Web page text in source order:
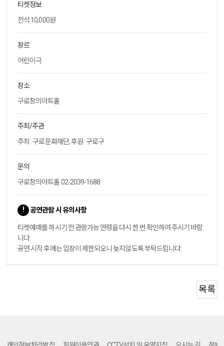
티켓정보
전석 10,000원
장르
어린이극
장소
구로창의아트홀
주최/주관
주최 : 구로문화재단, 후원 : 구로구
문의
구로창의아트홀 02-2039-1688
공연관람 시 유의사항
티켓예매를 하시기 전 관람가능 연령을 다시 한 번 확인하여 주시기 바랍
니다.
공연 시작 후에는 입장이 제한되오니 늦지않도록 부탁드립니다.
목록